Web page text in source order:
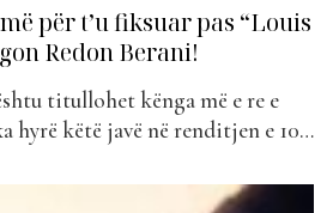
për t’u fiksuar pas “Louis
Redon Berani!
titullohet kënga më e re e
hyrë këtë javë në renditjen e 100
artisti që të përçojë tek publiku,